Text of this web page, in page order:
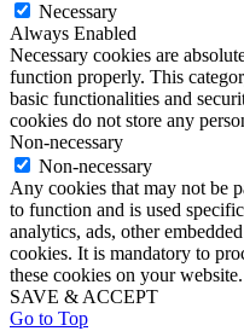
Necessary
Always Enabled
Necessary cookies are
function properly. This
basic functionalities and
cookies do not store any
Non-necessary
Non-necessary
Any cookies that may not be
to function and is used
analytics, ads, other
cookies. It is mandatory to
these cookies on your website.
SAVE & ACCEPT
Go to Top